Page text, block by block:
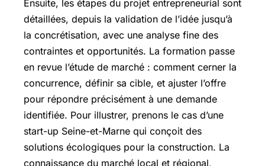
Ensuite, les étapes du projet entrepreneurial sont
détaillées, depuis la validation de l’idée jusqu’à
la concrétisation, avec une analyse fine des
contraintes et opportunités. La formation passe
en revue l’étude de marché : comment cerner la
concurrence, définir sa cible, et ajuster l’offre
pour répondre précisément à une demande
identifiée. Pour illustrer, prenons le cas d’une
start-up Seine-et-Marne qui conçoit des
solutions écologiques pour la construction. La
connaissance du marché local et régional,